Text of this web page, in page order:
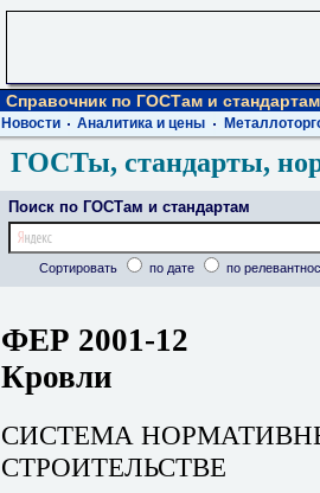
Справочник по ГОСТам и стандартам
Новости Аналитика и цены
ГОСТы, стандарты,
Поиск по ГОСТам и стандартам
Сортировать по дате по
ФЕР 2001-12
Кровли
СИСТЕМА
СТРОИТЕЛЬСТВЕ